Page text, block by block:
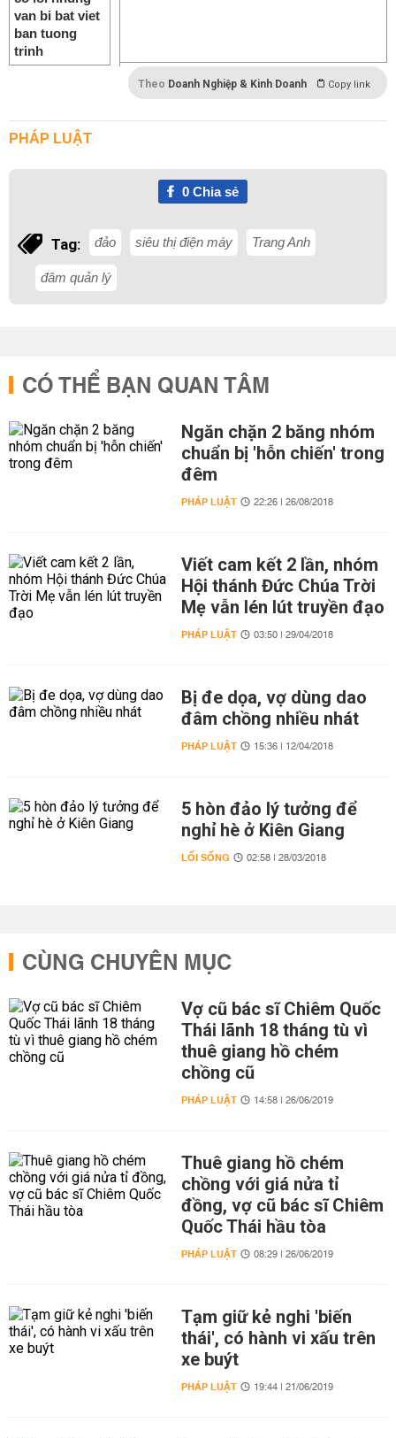
Theo Doanh Nghiệp & Kinh Doanh Copy link
PHÁP LUẬT
0Chia sẻ
Tag: đảo siêu thị điện máy Trang Anh
đâm quản lý
CÓ THỂ BẠN QUAN TÂM
Ngăn chặn 2 băng nhóm
chuẩn bị 'hỗn chiến' trong
đêm
PHÁP LUẬT 22:26 | 26/08/2018
Viết cam kết 2 lần, nhóm
Hội thánh Đức Chúa Trời
Mẹ vẫn lén lút truyền đạo
PHÁP LUẬT 03:50 | 29/04/2018
Bị đe dọa, vợ dùng dao
đâm chồng nhiều nhát
PHÁP LUẬT 15:36 | 12/04/2018
5 hòn đảo lý tưởng để
nghỉ hè ở Kiên Giang
LỐI SỐNG 02:58 | 28/03/2018
CÙNG CHUYÊN MỤC
Vợ cũ bác sĩ Chiêm Quốc
Thái lãnh 18 tháng tù vì
thuê giang hồ chém
chồng cũ
PHÁP LUẬT 14:58 | 26/06/2019
Thuê giang hồ chém
chồng với giá nửa tỉ
đồng, vợ cũ bác sĩ Chiêm
Quốc Thái hầu tòa
PHÁP LUẬT 08:29 | 26/06/2019
Tạm giữ kẻ nghi 'biến
thái', có hành vi xấu trên
xe buýt
PHÁP LUẬT 19:44 | 21/06/2019